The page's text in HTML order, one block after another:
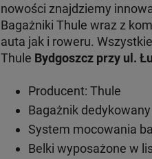
nowości znajdziemy
Bagażniki Thule wraz z
auta jak i roweru.
Thule Bydgoszcz przy ul.
Producent: Thule
Bagażnik
System mocowania
Belki wyposażone w